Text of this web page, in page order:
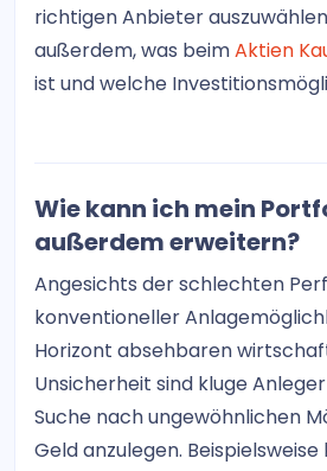
richtigen Anbieter
außerdem, was beimAktien
ist und welche
Wie kann ich mein
außerdem erweitern?
Angesichts der schlechten
konventioneller
Horizont absehbaren
Unsicherheit sind kluge
Suche nach ungewöhnlichen
Geld anzulegen.